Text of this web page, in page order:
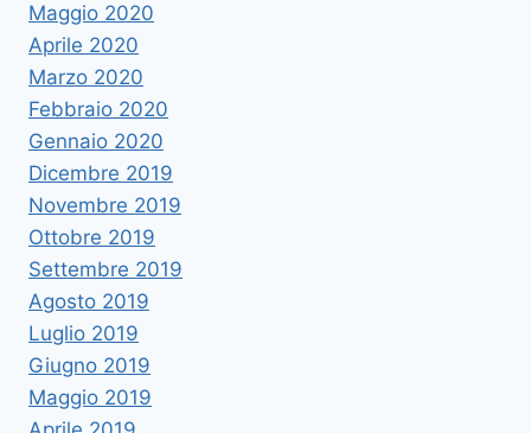
Maggio 2020
Aprile 2020
Marzo 2020
Febbraio 2020
Gennaio 2020
Dicembre 2019
Novembre 2019
Ottobre 2019
Settembre 2019
Agosto 2019
Luglio 2019
Giugno 2019
Maggio 2019